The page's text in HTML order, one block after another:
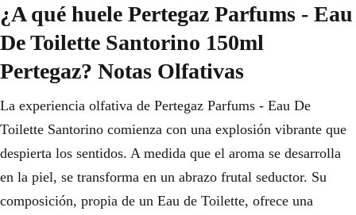
¿A qué huele Pertegaz Parfums - Eau
De Toilette Santorino 150ml
Pertegaz? Notas Olfativas
La experiencia olfativa de Pertegaz Parfums - Eau De
Toilette Santorino comienza con una explosión vibrante que
despierta los sentidos. A medida que el aroma se desarrolla
en la piel, se transforma en un abrazo frutal seductor. Su
composición, propia de un Eau de Toilette, ofrece una